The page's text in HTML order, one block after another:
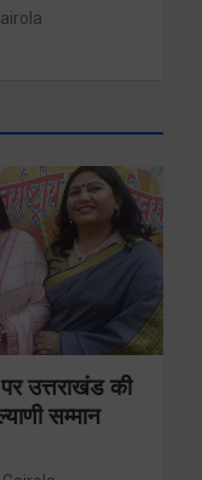
उत्तराखंड की
सम्मान
ने